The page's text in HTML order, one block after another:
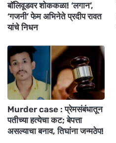
बॉलिवूडवर शोककळा! ‘लगान’,
‘गजनी’ फेम अभिनेते प्रदीप रावत
यांचे निधन
Murder case : प्रेमसंबंधातून
पतीच्या हत्येचा कट; बेपत्ता
असल्याचा बनाव, तिघांना जन्मठेप!